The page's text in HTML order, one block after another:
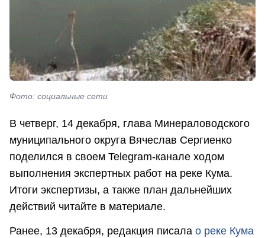
Фото: социальные сети
В четверг, 14 декабря, глава Минераловодского
муниципального округа Вячеслав Сергиенко
поделился в своем Telegram-канале ходом
выполнения экспертных работ на реке Кума.
Итоги экспертизы, а также план дальнейших
действий читайте в материале.
Ранее, 13 декабря, редакция писала о реке Кума